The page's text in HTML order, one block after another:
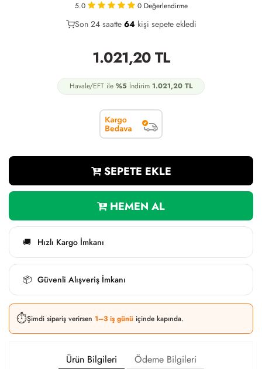
5.0 0 Değerlendirme
38
Son 24 saatte 64 kişi sepete ekledi
22
1.021,20TL
Havale/EFT ile %5 İndirim 1.021,20 TL
SEPETE EKLE
HEMEN AL
🚚 Hızlı Kargo İmkanı
📦 Güvenli Alışveriş İmkanı
⏱️Şimdi sipariş verirsen 1–3 iş günü içinde kapında.
Ürün Bilgileri
Ödeme Bilgileri